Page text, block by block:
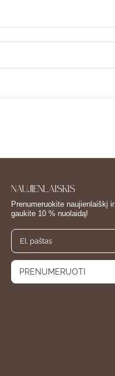
NAUJIENLAIŠKIS
Prenumeruokite naujienlaiškį ir
gaukite 10 % nuolaidą!
PRENUMERUOTI